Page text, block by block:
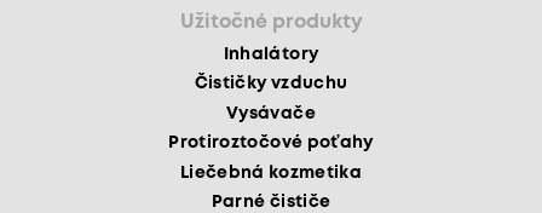
Užitočné produkty
Inhalátory
Čističky vzduchu
Vysávače
Protiroztočové poťahy
Liečebná kozmetika
Parné čističe